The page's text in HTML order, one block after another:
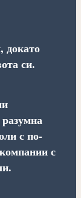
докато
си.
с по-
с